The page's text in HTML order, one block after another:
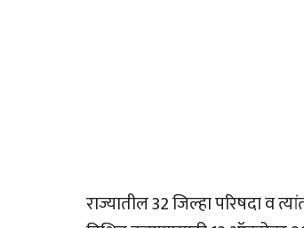
राज्यातील 32 जिल्हा परिषदा व